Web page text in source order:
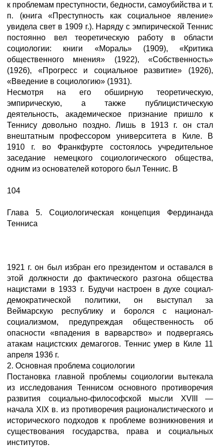
к проблемам преступности, бедности, самоубийства и т.
п. (книга «Преступность как социальное явление»
увидела свет в 1909 г.). Наряду с эмпирической Теннис
постоянно вел теоретическую работу в области
социологии: книги «Мораль» (1909), «Критика
общественного мнения» (1922), «Собственность»
(1926), «Прогресс и социальное развитие» (1926),
«Введение в социологию» (1931).
Несмотря на его обширную теоретическую,
эмпирическую, а также публицистическую
деятельность, академическое признание пришло к
Теннису довольно поздно. Лишь в 1913 г. он стал
внештатным профессором университета в Киле. В
1910 г. во Франкфурте состоялось учредительное
заседание немецкого социологического общества,
одним из основателей которого был Теннис. В
104
Глава 5. Социологическая концепция Фердинанда
Тенниса
1921 г. он был избран его президентом и оставался в
этой должности до фактического разгона общества
нацистами в 1933 г. Будучи настроен в духе социал-
демократической политики, он выступал за
Веймарскую республику и боролся с национал-
социализмом, предупреждая общественность об
опасности «впадения в варварство» и подвергаясь
атакам нацистских демагогов. Теннис умер в Киле 11
апреля 1936 г.
2. Основная проблема социологии
Постановка главной проблемы социологии вытекала
из исследования Теннисом основного противоречия
развития социально-философской мысли XVIII —
начала XIX в. из противоречия рационалистического и
исторического подходов к проблеме возникновения и
существования государства, права и социальных
институтов.